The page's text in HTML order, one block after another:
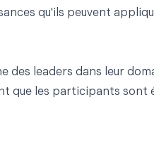
qu'ils peuvent
leaders dans leur
que les participants sont